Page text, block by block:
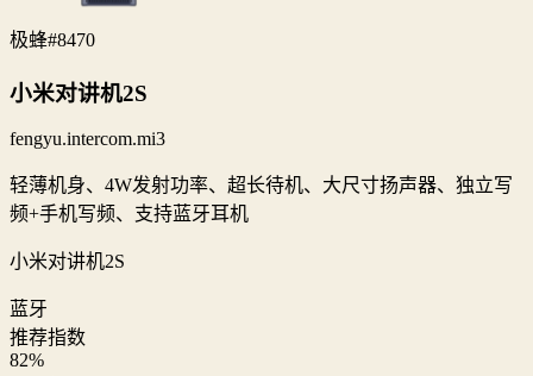
极蜂#8470
小米对讲机2S
fengyu.intercom.mi3
轻薄机身、4W发射功率、超长待机、大尺寸扬声器、独立写
频+手机写频、支持蓝牙耳机
小米对讲机2S
蓝牙
推荐指数
82%